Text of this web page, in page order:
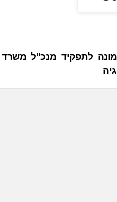
לתפקיד מנכ"ל משרד